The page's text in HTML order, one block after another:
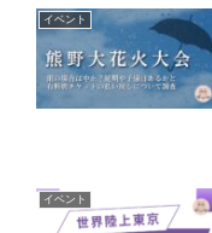
イベント
イベント